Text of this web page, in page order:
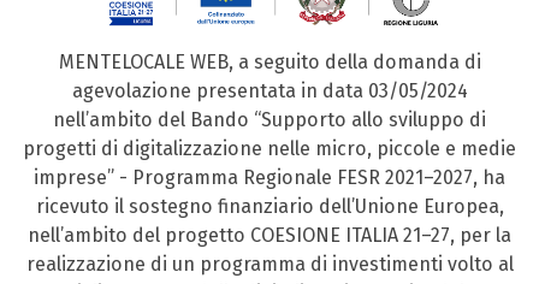
MENTELOCALE WEB, a seguito della domanda di
agevolazione presentata in data 03/05/2024
nell’ambito del Bando “Supporto allo sviluppo di
progetti di digitalizzazione nelle micro, piccole e medie
imprese” - Programma Regionale FESR 2021–2027, ha
ricevuto il sostegno finanziario dell’Unione Europea,
nell’ambito del progetto COESIONE ITALIA 21–27, per la
realizzazione di un programma di investimenti volto al